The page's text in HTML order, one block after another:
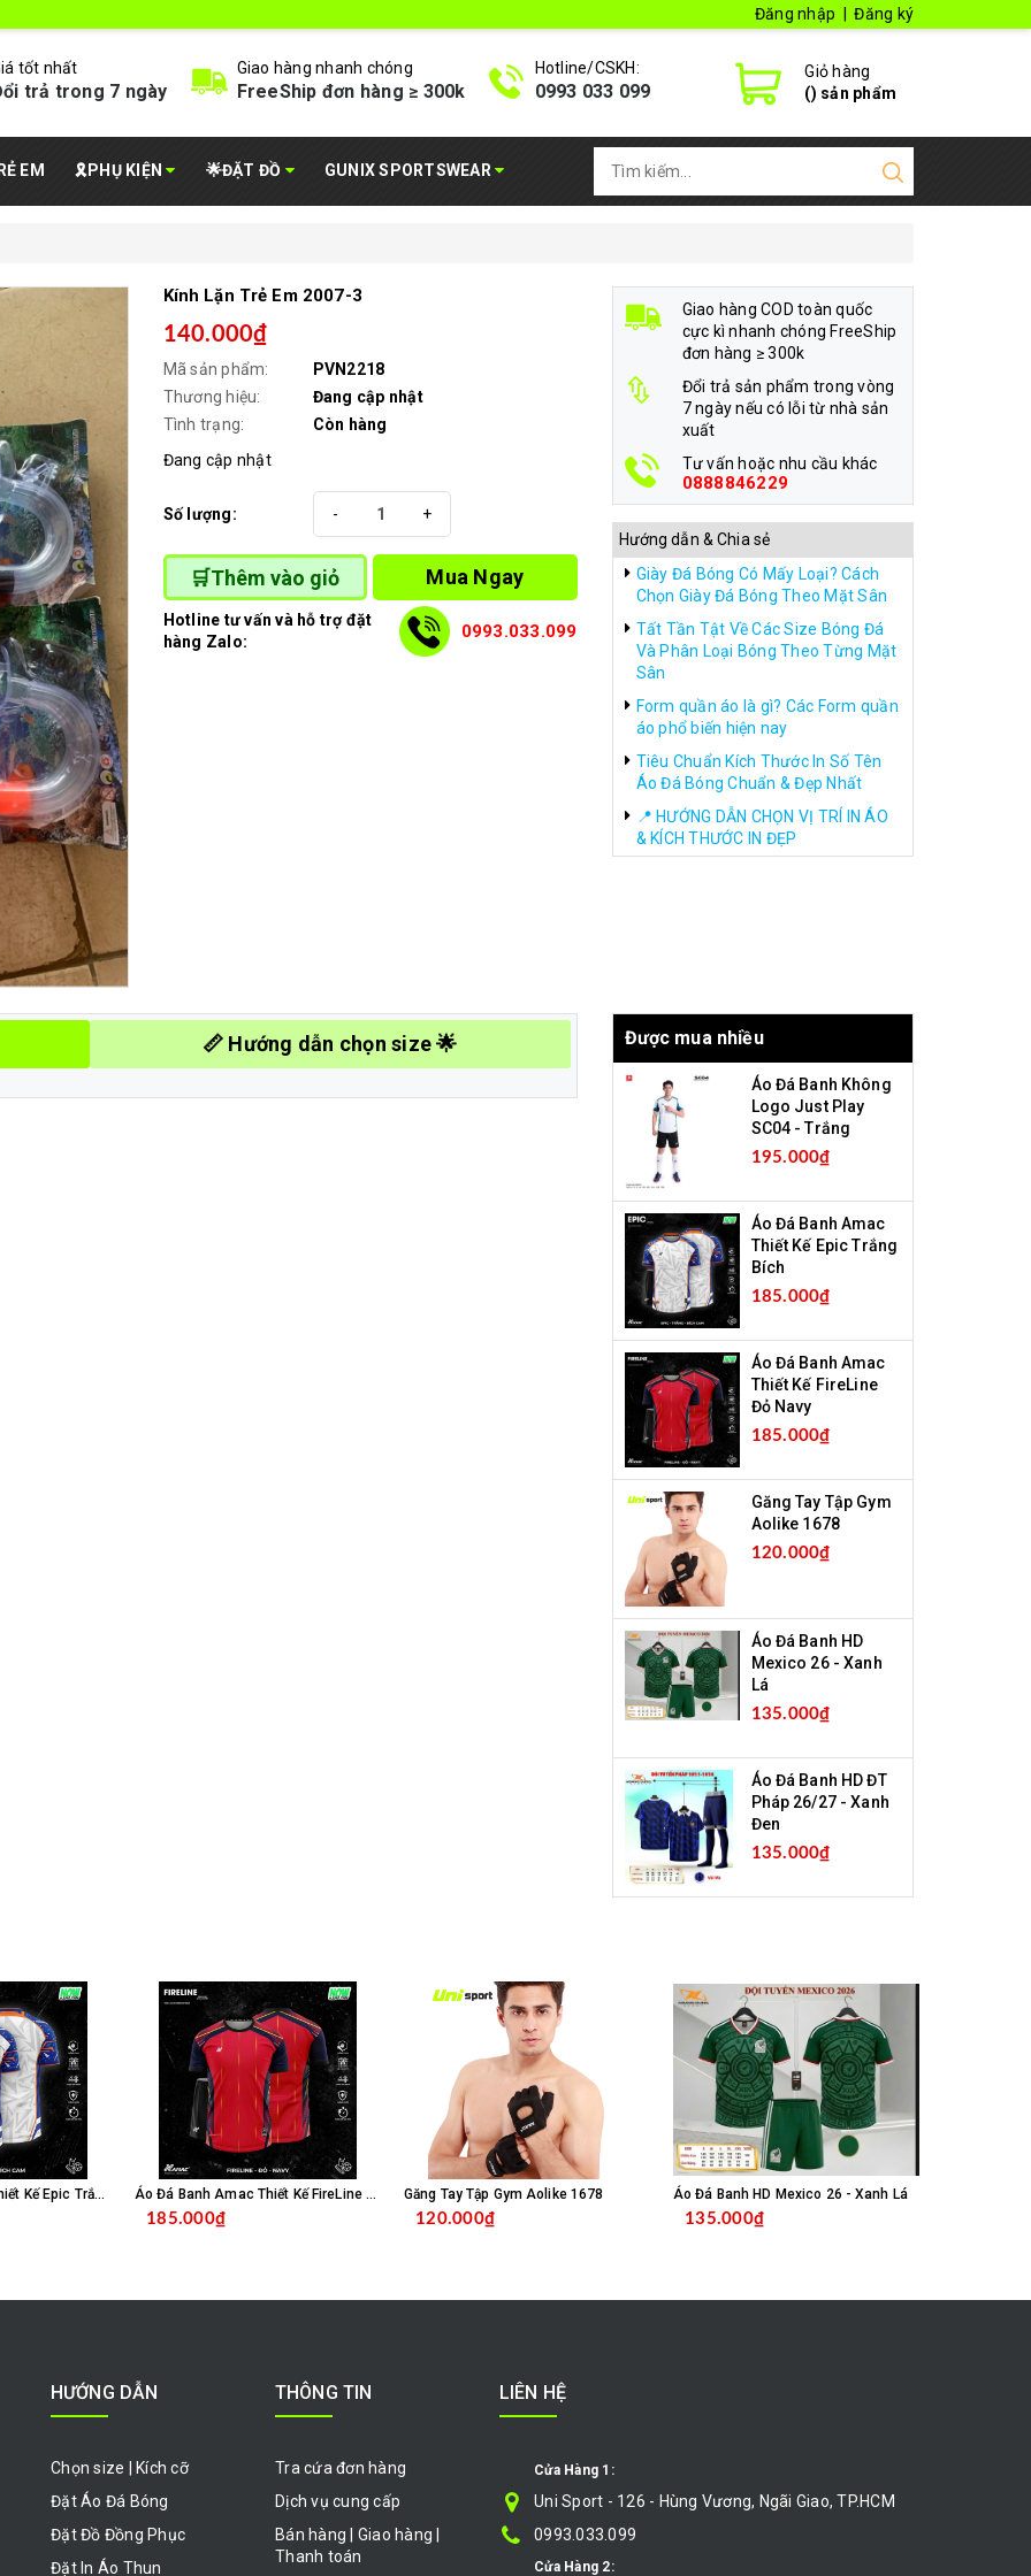
Đăng nhập Đăng ký
tốt nhất
trả trong 7 ngày
Giao hàng nhanh chóng
FreeShip đơn hàng ≥ 300k
Hotline/CSKH:
0993 033 099
Giỏ hàng
() sản phẩm
EM 🎗️PHỤ KIỆN 🌟ĐẶT ĐỒ GUNIX SPORTSWEAR
Kính Lặn Trẻ Em 2007-3
140.000₫
Mã sản phẩm:
PVN2218
Thương hiệu:
Đang cập nhật
Tình trạng:
Còn hàng
Đang cập nhật
Số lượng: +
-
🛒Thêm vào giỏ Mua Ngay
Hotline tư vấn và hỗ trợ đặt
hàng Zalo:
0993.033.099
Giao hàng COD toàn quốc
cực kì nhanh chóng FreeShip
đơn hàng ≥ 300k
Đổi trả sản phẩm trong vòng
7 ngày nếu có lỗi từ nhà sản
xuất
Tư vấn hoặc nhu cầu khác
0888846229
Hướng dẫn & Chia sẻ
Giày Đá Bóng Có Mấy Loại? Cách
Chọn Giày Đá Bóng Theo Mặt Sân
Tất Tần Tật Về Các Size Bóng Đá
Và Phân Loại Bóng Theo Từng Mặt
Sân
Form quần áo là gì? Các Form quần
áo phổ biến hiện nay
Tiêu Chuẩn Kích Thước In Số Tên
Áo Đá Bóng Chuẩn & Đẹp Nhất
📍 HƯỚNG DẪN CHỌN VỊ TRÍ IN ÁO
& KÍCH THƯỚC IN ĐẸP
📏 Hướng dẫn chọn size 🌟 Được mua nhiều
Áo Đá Banh Không
Logo Just Play
SC04 - Trắng
195.000₫
Áo Đá Banh Amac
Thiết Kế Epic Trắng
Bích
185.000₫
Áo Đá Banh Amac
Thiết Kế FireLine
Đỏ Navy
185.000₫
Găng Tay Tập Gym
Aolike 1678
120.000₫
Áo Đá Banh HD
Mexico 26 - Xanh
Lá
135.000₫
Áo Đá Banh HD ĐT
Pháp 26/27 - Xanh
Đen
135.000₫
Áo Đá Banh Amac Thiết Kế Epic Trắng Bích Áo Đá Banh Amac Thiết Kế FireLine Đỏ Navy
185.000₫
Găng Tay Tập Gym Aolike 1678
120.000₫
Áo Đá Banh HD Mexico 26 - Xanh Lá
135.000₫
HƯỚNG DẪN
Chọn size | Kích cỡ
Đặt Áo Đá Bóng
Đặt Đồ Đồng Phục
Đặt In Áo Thun
THÔNG TIN
Tra cứa đơn hàng
Dịch vụ cung cấp
Bán hàng | Giao hàng |
Thanh toán
LIÊN HỆ
Cửa Hàng 1:
Uni Sport - 126 - Hùng Vương, Ngãi Giao, TP.HCM
0993.033.099
Cửa Hàng 2: